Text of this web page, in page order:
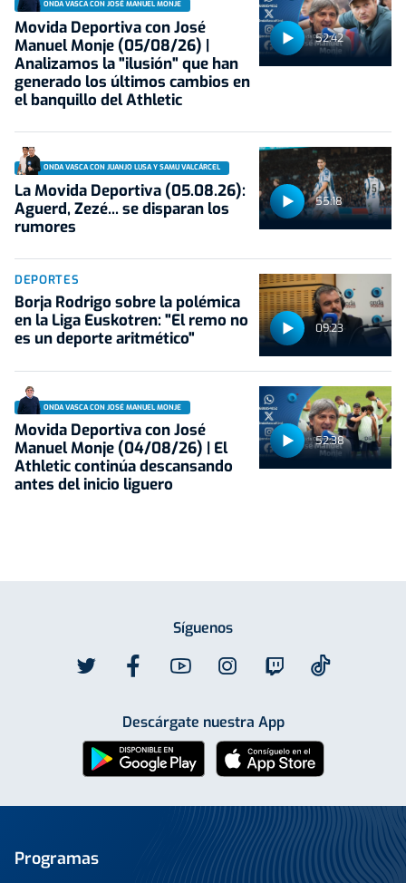
52:42
ONDA VASCA CON JOSÉ MANUEL MONJE
Movida Deportiva con José
Manuel Monje (05/08/26) |
Analizamos la "ilusión" que han
generado los últimos cambios en
el banquillo del Athletic
55:18
ONDA VASCA CON JUANJO LUSA Y SAMU VALCÁRCEL
La Movida Deportiva (05.08.26):
Aguerd, Zezé... se disparan los
rumores
09:23
DEPORTES
Borja Rodrigo sobre la polémica
en la Liga Euskotren: "El remo no
es un deporte aritmético"
52:38
ONDA VASCA CON JOSÉ MANUEL MONJE
Movida Deportiva con José
Manuel Monje (04/08/26) | El
Athletic continúa descansando
antes del inicio liguero
Síguenos
Descárgate nuestra App
Programas